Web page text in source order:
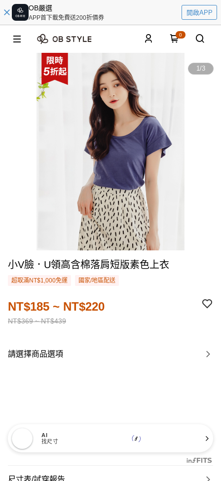
OB嚴選
APP首下載免費送200折價券
開啟APP
0
1/3
小V臉．U領高含棉落肩短版素色上衣
超取滿NT$1,000免運 國家/地區配送
NT$369 ~ NT$439
NT$185 ~ NT$220
請選擇商品選項
AI
找尺寸
尺寸表/試穿報告